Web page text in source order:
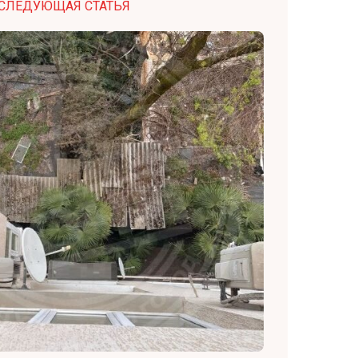
СТАТЬЯ